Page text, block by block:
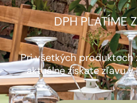
DPH PLATÍME
Pri všetkých produktoch
aktuálne získate zľavu